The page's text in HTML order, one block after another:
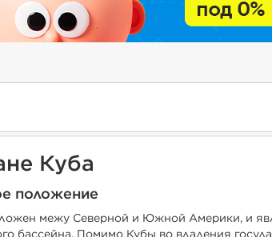
Куба
положение
межу Северной и Южной Америки, и
бассейна. Помимо Кубы во владения